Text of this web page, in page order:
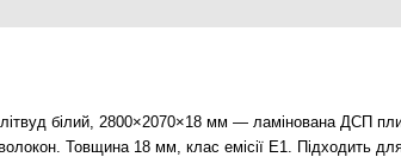
білий, 2800×2070×18 мм — ламінована ДСП
Товщина 18 мм, клас емісії E1. Підходить для